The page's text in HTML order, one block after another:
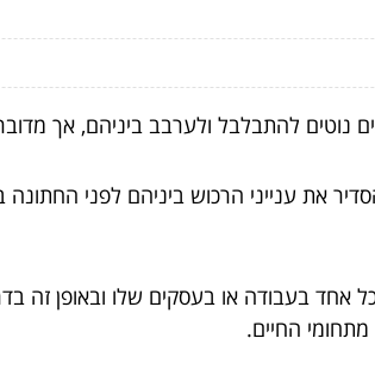
נוטים להתבלבל ולערבב ביניהם, אך
את ענייני הרכוש ביניהם לפני
אחד בעבודה או בעסקים שלו ובאופן זה
החיים.